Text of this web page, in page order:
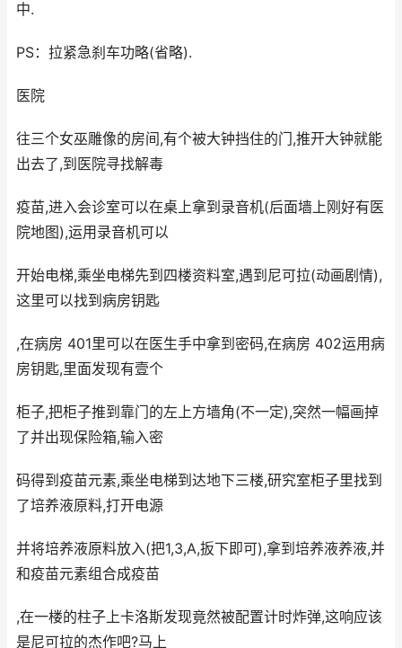
中.
PS：拉紧急刹车功略(省略).
医院
往三个女巫雕像的房间,有个被大钟挡住的门,推开大钟就能
出去了,到医院寻找解毒
疫苗,进入会诊室可以在桌上拿到录音机(后面墙上刚好有医
院地图),运用录音机可以
开始电梯,乘坐电梯先到四楼资料室,遇到尼可拉(动画剧情),
这里可以找到病房钥匙
,在病房 401里可以在医生手中拿到密码,在病房 402运用病
房钥匙,里面发现有壹个
柜子,把柜子推到靠门的左上方墙角(不一定),突然一幅画掉
了并出现保险箱,输入密
码得到疫苗元素,乘坐电梯到达地下三楼,研究室柜子里找到
了培养液原料,打开电源
并将培养液原料放入(把1,3,A,扳下即可),拿到培养液养液,并
和疫苗元素组合成疫苗
,在一楼的柱子上卡洛斯发现竟然被配置计时炸弹,这响应该
是尼可拉的杰作吧?马上